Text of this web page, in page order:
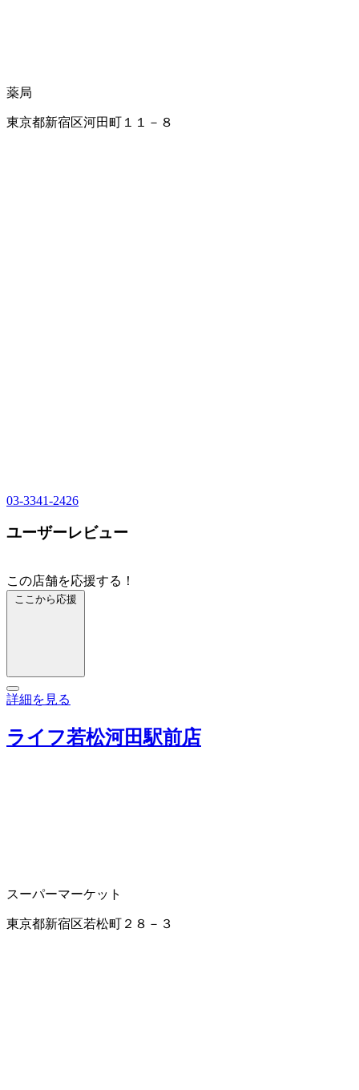
薬局
東京都新宿区河田町１１－８
03-3341-2426
ユーザーレビュー
この店舗を応援する！
ここから応援
詳細を見る
ライフ若松河田駅前店
スーパーマーケット
東京都新宿区若松町２８－３